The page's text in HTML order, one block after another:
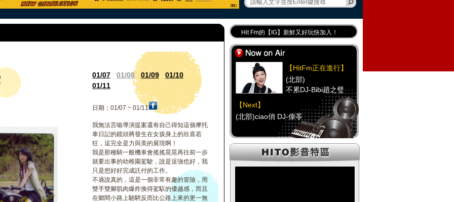
01/07 01/08 01/09
01/10
01/11
日期：01/07 ~ 01/11
我無法言喻導演提案還有自己得知這個摩托
車日記的鏡頭將發生在女孩身上的欣喜若
狂，這完全是力與美的展現啊！
我是那種騎一般機車會搖搖晃晃再往前一步
就要出事的幼稚園駕駛，說是逞強也好，我
只是想好好完成託付的工作。
不過說真的，這是一個非常有趣的冒險，用
雙手雙腳肌肉爆炸換得駕馭的優越感，而且
在鄉間小路上馳騁反而比公路上來的更一無
Hit Fm的【IG】新鮮又好玩快加入！
Hit Fm【FB臉書粉絲團】等你加入！
最專業《DJ推薦》好音樂千萬別錯過！
好康報報 最新優惠訊息都在這！
【HitFm正在進行】
(北部)
不累DJ-Bibi趙之璧
【Next】
(北部)ciao俏 DJ-偉苓
【HitFm正在進行】
(中部)